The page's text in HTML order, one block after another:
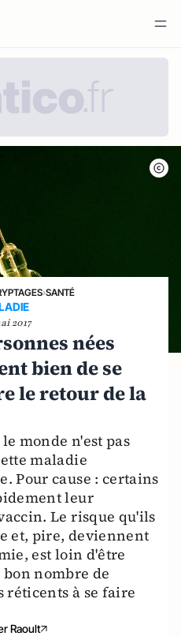
›SANTÉ
2017
nées
bien de se
le retour de la
monde n'est pas
maladie
Pour cause : certains
leur
Le risque qu'ils
et, pire, deviennent
est loin d'être
nombre de
réticents à se faire
Raoult